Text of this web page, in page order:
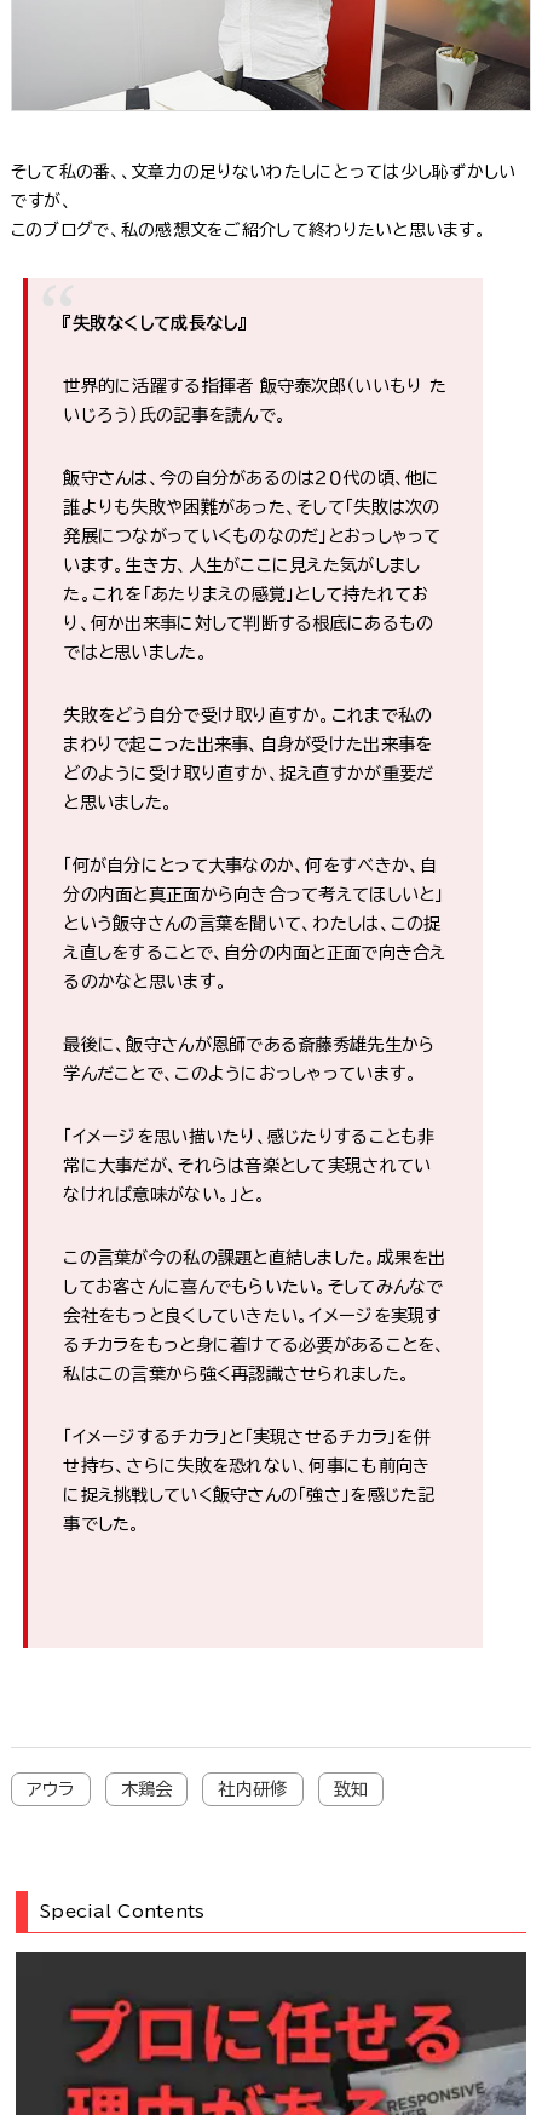
そして私の番、、文章力の足りないわたしにとっては少し恥ずかしい
ですが、
このブログで、私の感想文をご紹介して終わりたいと思います。
『失敗なくして成長なし』
世界的に活躍する指揮者 飯守泰次郎（いいもり た
いじろう）氏の記事を読んで。
飯守さんは、今の自分があるのは２０代の頃、他に
誰よりも失敗や困難があった、そして「失敗は次の
発展につながっていくものなのだ」とおっしゃって
います。生き方、人生がここに見えた気がしまし
た。これを「あたりまえの感覚」として持たれてお
り、何か出来事に対して判断する根底にあるもの
ではと思いました。
失敗をどう自分で受け取り直すか。これまで私の
まわりで起こった出来事、自身が受けた出来事を
どのように受け取り直すか、捉え直すかが重要だ
と思いました。
「何が自分にとって大事なのか、何をすべきか、自
分の内面と真正面から向き合って考えてほしいと」
という飯守さんの言葉を聞いて、わたしは、この捉
え直しをすることで、自分の内面と正面で向き合え
るのかなと思います。
最後に、飯守さんが恩師である斎藤秀雄先生から
学んだことで、このようにおっしゃっています。
「イメージを思い描いたり、感じたりすることも非
常に大事だが、それらは音楽として実現されてい
なければ意味がない。」と。
この言葉が今の私の課題と直結しました。成果を出
してお客さんに喜んでもらいたい。そしてみんなで
会社をもっと良くしていきたい。イメージを実現す
るチカラをもっと身に着けてる必要があることを、
私はこの言葉から強く再認識させられました。
「イメージするチカラ」と「実現させるチカラ」を併
せ持ち、さらに失敗を恐れない、何事にも前向き
に捉え挑戦していく飯守さんの「強さ」を感じた記
事でした。
アウラ 木鶏会 社内研修 致知
Special Contents